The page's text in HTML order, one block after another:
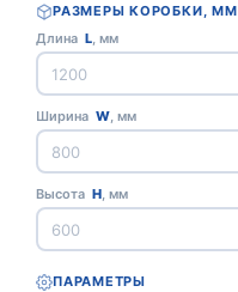
РАЗМЕРЫ КОРОБКИ, ММ
Длина L, мм
Ширина W, мм
Высота H, мм
ПАРАМЕТРЫ